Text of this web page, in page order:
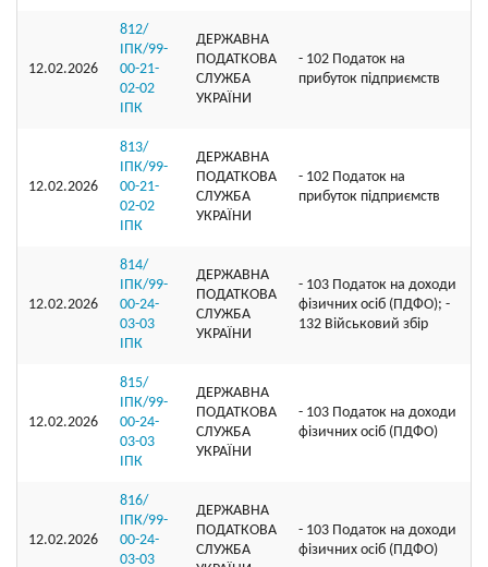
12.02.2026
812/
ІПК/99-
00-21-
02-02
ІПК
ДЕРЖАВНА
ПОДАТКОВА
СЛУЖБА
УКРАЇНИ
- 102 Податок на
прибуток підприємств
12.02.2026
813/
ІПК/99-
00-21-
02-02
ІПК
ДЕРЖАВНА
ПОДАТКОВА
СЛУЖБА
УКРАЇНИ
- 102 Податок на
прибуток підприємств
12.02.2026
814/
ІПК/99-
00-24-
03-03
ІПК
ДЕРЖАВНА
ПОДАТКОВА
СЛУЖБА
УКРАЇНИ
- 103 Податок на доходи
фізичних осіб (ПДФО); -
132 Військовий збір
12.02.2026
815/
ІПК/99-
00-24-
03-03
ІПК
ДЕРЖАВНА
ПОДАТКОВА
СЛУЖБА
УКРАЇНИ
- 103 Податок на доходи
фізичних осіб (ПДФО)
12.02.2026
816/
ІПК/99-
00-24-
03-03
ДЕРЖАВНА
ПОДАТКОВА
СЛУЖБА
- 103 Податок на доходи
фізичних осіб (ПДФО)